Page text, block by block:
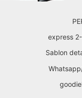
express
Sablon